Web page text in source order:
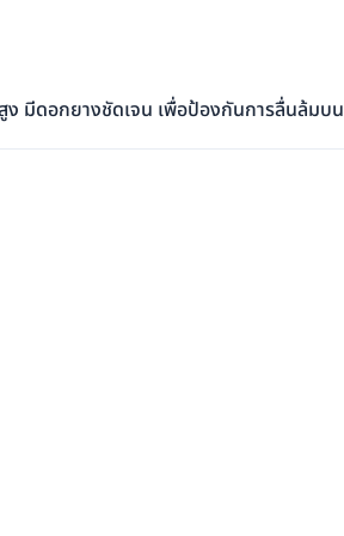
ดอกยางชัดเจน เพื่อป้องกันการลื่นล้มบ